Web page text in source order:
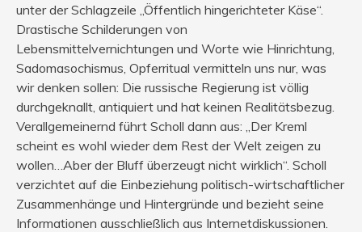
unter der Schlagzeile „Öffentlich hingerichteter Käse“.
Drastische Schilderungen von
Lebensmittelvernichtungen und Worte wie Hinrichtung,
Sadomasochismus, Opferritual vermitteln uns nur, was
wir denken sollen: Die russische Regierung ist völlig
durchgeknallt, antiquiert und hat keinen Realitätsbezug.
Verallgemeinernd führt Scholl dann aus: „Der Kreml
scheint es wohl wieder dem Rest der Welt zeigen zu
wollen…Aber der Bluff überzeugt nicht wirklich“. Scholl
verzichtet auf die Einbeziehung politisch-wirtschaftlicher
Zusammenhänge und Hintergründe und bezieht seine
Informationen ausschließlich aus Internetdiskussionen.